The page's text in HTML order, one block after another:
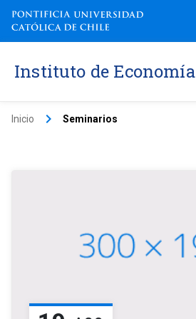
Instituto de Economía
Inicio keyboard_arrow_right Seminarios